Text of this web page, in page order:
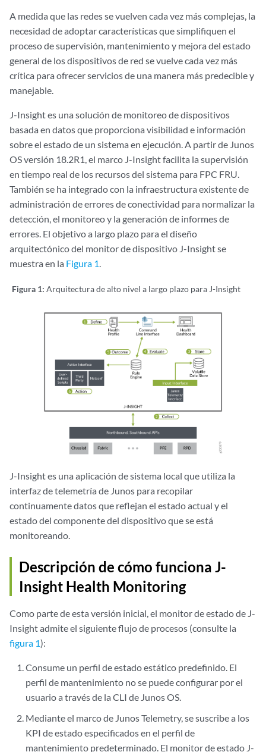
A medida que las redes se vuelven cada vez más complejas, la
necesidad de adoptar características que simplifiquen el
proceso de supervisión, mantenimiento y mejora del estado
general de los dispositivos de red se vuelve cada vez más
crítica para ofrecer servicios de una manera más predecible y
manejable.
J-Insight es una solución de monitoreo de dispositivos
basada en datos que proporciona visibilidad e información
sobre el estado de un sistema en ejecución. A partir de Junos
OS versión 18.2R1, el marco J-Insight facilita la supervisión
en tiempo real de los recursos del sistema para FPC FRU.
También se ha integrado con la infraestructura existente de
administración de errores de conectividad para normalizar la
detección, el monitoreo y la generación de informes de
errores. El objetivo a largo plazo para el diseño
arquitectónico del monitor de dispositivo J-Insight se
muestra en la Figura 1.
Figura 1: Arquitectura de alto nivel a largo plazo para J-Insight
J-Insight es una aplicación de sistema local que utiliza la
interfaz de telemetría de Junos para recopilar
continuamente datos que reflejan el estado actual y el
estado del componente del dispositivo que se está
monitoreando.
Descripción de cómo funciona J-
Insight Health Monitoring
Como parte de esta versión inicial, el monitor de estado de J-
Insight admite el siguiente flujo de procesos (consulte la
figura 1):
Consume un perfil de estado estático predefinido. El
perfil de mantenimiento no se puede configurar por el
usuario a través de la CLI de Junos OS.
Mediante el marco de Junos Telemetry, se suscribe a los
KPI de estado especificados en el perfil de
mantenimiento predeterminado. El monitor de estado J-